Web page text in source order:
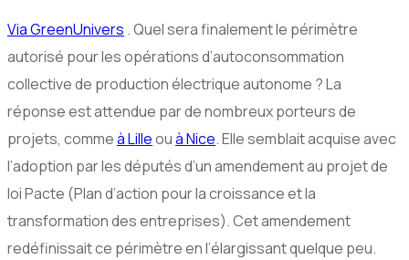
Via GreenUnivers . Quel sera finalement le périmètre
autorisé pour les opérations d’autoconsommation
collective de production électrique autonome ? La
réponse est attendue par de nombreux porteurs de
projets, commeà Lilleouà Nice. Elle semblait acquise avec
l’adoption par les députés d’un amendement au projet de
loi Pacte (Plan d’action pour la croissance et la
transformation des entreprises). Cet amendement
redéfinissait ce périmètre en l’élargissant quelque peu.